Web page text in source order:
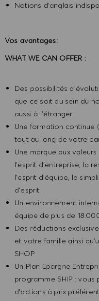
Notions d'anglais
Vos avantages:
WHAT WE CAN OFFER :
Des possibilités
que ce soit au sein du
aussi à l’étranger
Une formation continue
tout au long de votre
Une marque aux
l’esprit d’entreprise, la
l’esprit d’équipe, la
d’esprit
Un environnement
équipe de plus de
Des réductions
et votre famille ainsi
SHOP
Un Plan Epargne
programme SHIP : vous
d’actions à prix